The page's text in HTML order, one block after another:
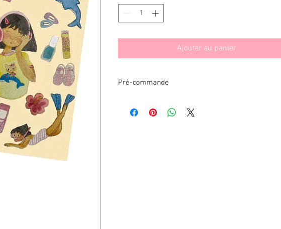
Ajouter au panier
Pré-commande
envoyés la première semaine d’Août.